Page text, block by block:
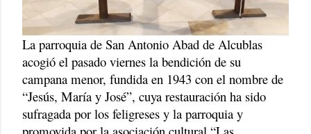
La parroquia de San Antonio Abad de Alcublas
acogió el pasado viernes la bendición de su
campana menor, fundida en 1943 con el nombre de
“Jesús, María y José”, cuya restauración ha sido
sufragada por los feligreses y la parroquia y